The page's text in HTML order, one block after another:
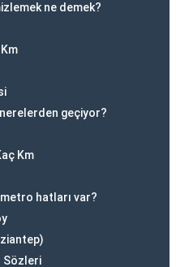
ne demek?
geçiyor?
Km
hatları var?
Sözleri